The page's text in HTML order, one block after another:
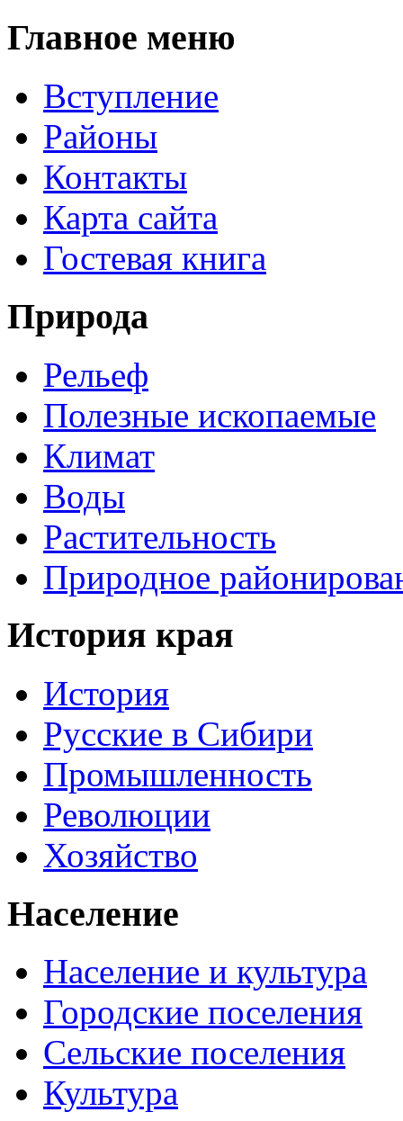
Главное меню
Вступление
Районы
Контакты
Карта сайта
Гостевая книга
Природа
Рельеф
Полезные ископаемые
Климат
Воды
Растительность
Природное
История края
История
Русские в Сибири
Промышленность
Революции
Хозяйство
Население
Население и культура
Городские поселения
Сельские поселения
Культура